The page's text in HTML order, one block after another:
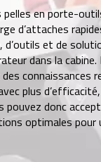
en porte-outils
d’attaches
et de
dans la
connaissances
plus
pouvez donc
optimales